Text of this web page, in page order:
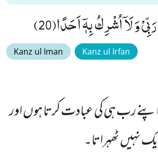
وَ لَاۤ اُشْرِكُ بِهٖۤ اَحَدًا(20)
Kanz ul Iman Kanz ul Irfan
اپنے رب ہی کی عبادت کرتا ہوں اور
نہیں ٹھہراتا۔